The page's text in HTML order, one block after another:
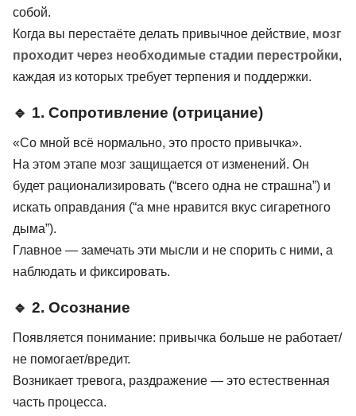
собой.
Когда вы перестаёте делать привычное действие, мозг
проходит через необходимые стадии перестройки,
каждая из которых требует терпения и поддержки.
🔹 1. Сопротивление (отрицание)
«Со мной всё нормально, это просто привычка».
На этом этапе мозг защищается от изменений. Он
будет рационализировать (“всего одна не страшна”) и
искать оправдания (“а мне нравится вкус сигаретного
дыма”).
Главное — замечать эти мысли и не спорить с ними, а
наблюдать и фиксировать.
🔹 2. Осознание
Появляется понимание: привычка больше не работает/
не помогает/вредит.
Возникает тревога, раздражение — это естественная
часть процесса.